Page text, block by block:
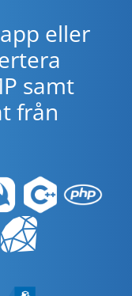
eller
samt
från